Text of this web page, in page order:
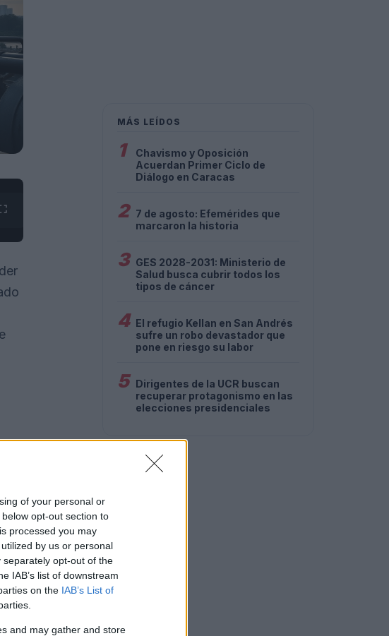
of your personal or
opt-out section to
processed you may
by us or personal
opt-out of the
IAB’s list of downstream
on the IAB’s List of
and may gather and store
MÁS LEÍDOS
1
Chavismo y Oposición
Acuerdan Primer Ciclo de
Diálogo en Caracas
2 7 de agosto: Efemérides que
marcaron la historia
3 GES 2028-2031: Ministerio de
Salud busca cubrir todos los
tipos de cáncer
4 El refugio Kellan en San Andrés
sufre un robo devastador que
pone en riesgo su labor
5 Dirigentes de la UCR buscan
recuperar protagonismo en las
elecciones presidenciales